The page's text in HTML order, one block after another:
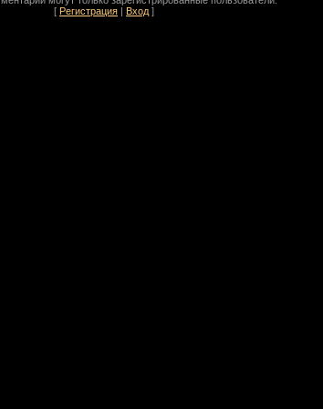
[ Регистрация Вход ]